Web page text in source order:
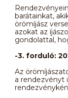
barátainkat,
örömíjász
azokat az
gondolattal,
-3. forduló:
Az
a rendezvényt